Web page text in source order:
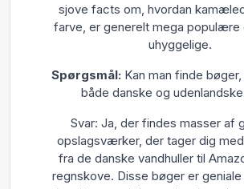
sjove facts om, hvordan
farve, er generelt mega populære
uhyggelige.
Spørgsmål: Kan man finde
både danske og
Svar: Ja, der findes masser af
opslagsværker, der tager dig
fra de danske vandhuller til
regnskove. Disse bøger er